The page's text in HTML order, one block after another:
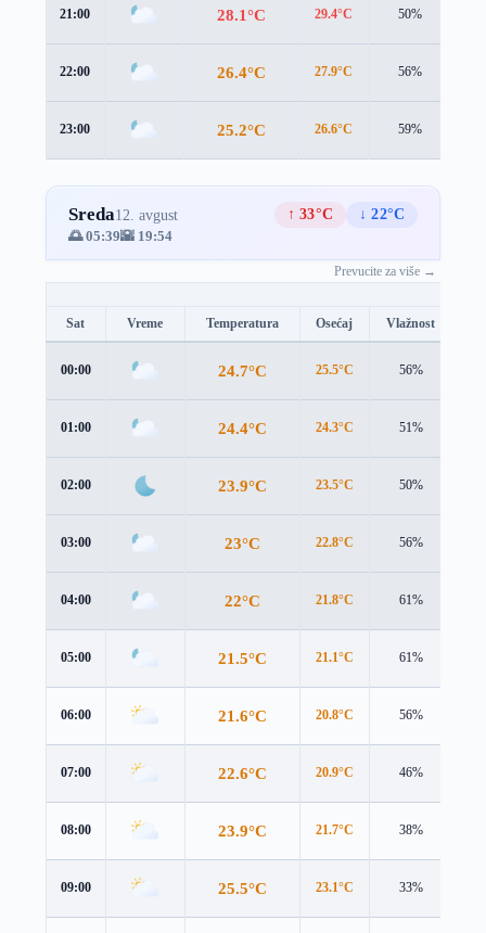
21:00 28.1°C 29.4°C 50%
22:00 26.4°C 27.9°C 56%
23:00 25.2°C 26.6°C 59%
Sreda12. avgust ↑ 33°C
↓ 22°C
🌅 05:39🌇 19:54
Prevucite za više →
Sat Vreme Temperatura Osećaj Vlažnost
00:00 24.7°C 25.5°C 56%
01:00 24.4°C 24.3°C 51%
02:00 23.9°C 23.5°C 50%
03:00 23°C 22.8°C 56%
04:00 22°C 21.8°C 61%
05:00 21.5°C 21.1°C 61%
06:00 21.6°C 20.8°C 56%
07:00 22.6°C 20.9°C 46%
08:00 23.9°C 21.7°C 38%
09:00 25.5°C 23.1°C 33%